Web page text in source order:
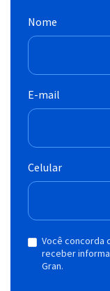
Nome
E-mail
Celular
Você concorda
receber
Gran.